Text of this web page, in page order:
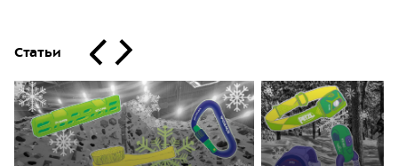
Статьи